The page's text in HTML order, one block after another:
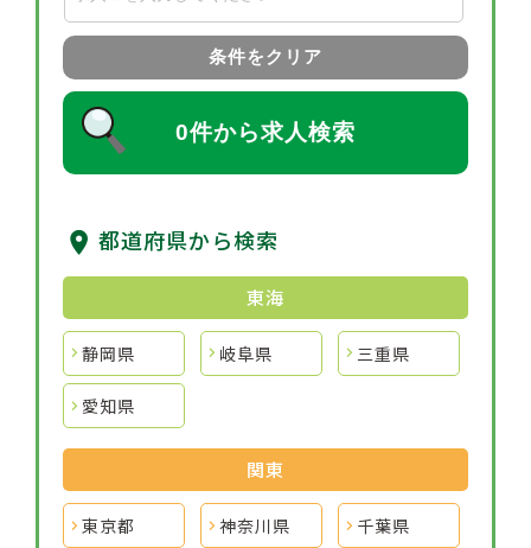
条件をクリア
0件から求人検索
都道府県から検索
東海
静岡県 岐阜県 三重県
愛知県
関東
東京都 神奈川県 千葉県